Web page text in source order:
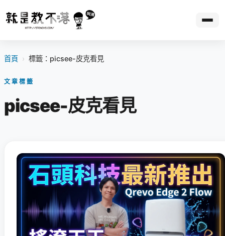
首頁 › 標籤：picsee-皮克看見
文章標籤
picsee-皮克看見